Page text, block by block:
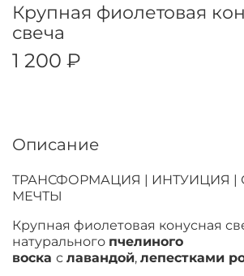
Крупная фиолетовая
свеча
1 200 ₽
Описание
ТРАНСФОРМАЦИЯ | ИНТУИЦИЯ |
МЕЧТЫ
Крупная фиолетовая конусная
натурального пчелиного
воска с лавандой, лепестками